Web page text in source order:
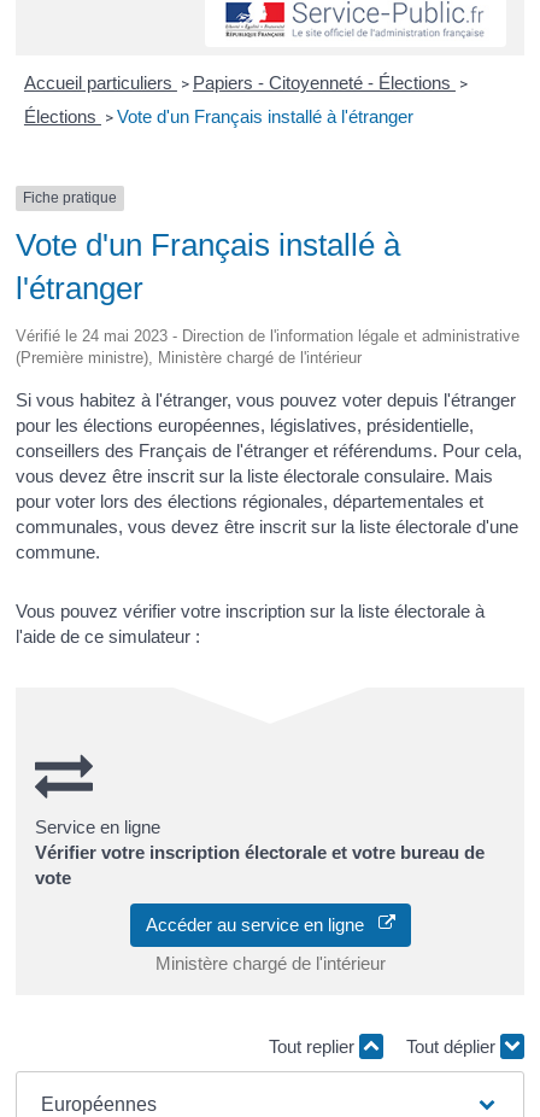
Accueil particuliers > Papiers - Citoyenneté - Élections >
Élections > Vote d'un Français installé à l'étranger
Fiche pratique
Vote d'un Français installé à
l'étranger
Vérifié le 24 mai 2023 - Direction de l'information légale et administrative
(Première ministre), Ministère chargé de l'intérieur
Si vous habitez à l'étranger, vous pouvez voter depuis l'étranger
pour les élections européennes, législatives, présidentielle,
conseillers des Français de l'étranger et référendums. Pour cela,
vous devez être inscrit sur la liste électorale consulaire. Mais
pour voter lors des élections régionales, départementales et
communales, vous devez être inscrit sur la liste électorale d'une
commune.
Vous pouvez vérifier votre inscription sur la liste électorale à
l'aide de ce simulateur :
Service en ligne
Vérifier votre inscription électorale et votre bureau de
vote
Accéder au service en ligne
Ministère chargé de l'intérieur
Tout replier Tout déplier
Européennes